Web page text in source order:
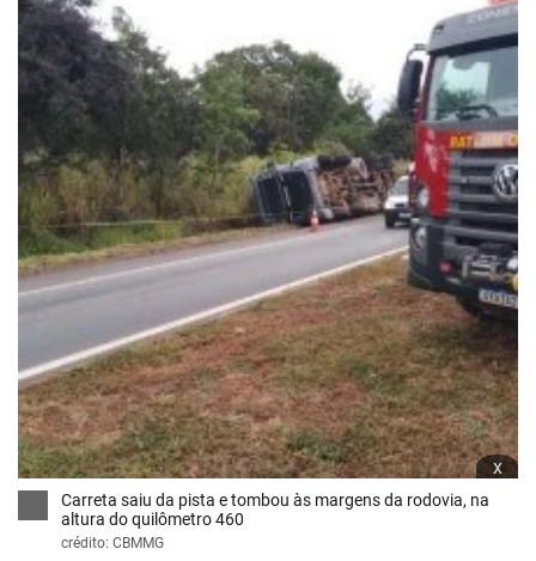
x
Carreta saiu da pista e tombou às margens da rodovia, na
altura do quilômetro 460
crédito: CBMMG